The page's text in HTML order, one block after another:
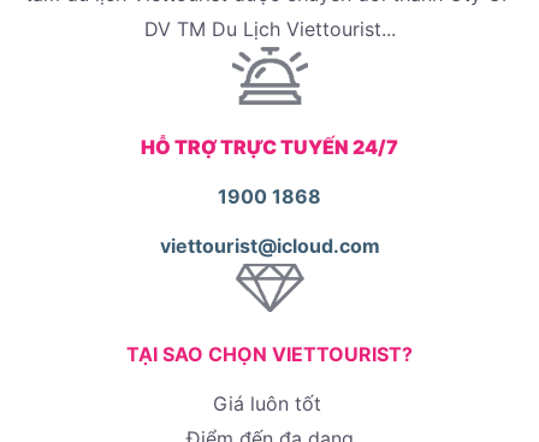
DV TM Du Lịch Viettourist...
HỖ TRỢ TRỰC TUYẾN 24/7
1900 1868
viettourist@icloud.com
TẠI SAO CHỌN VIETTOURIST?
Giá luôn tốt